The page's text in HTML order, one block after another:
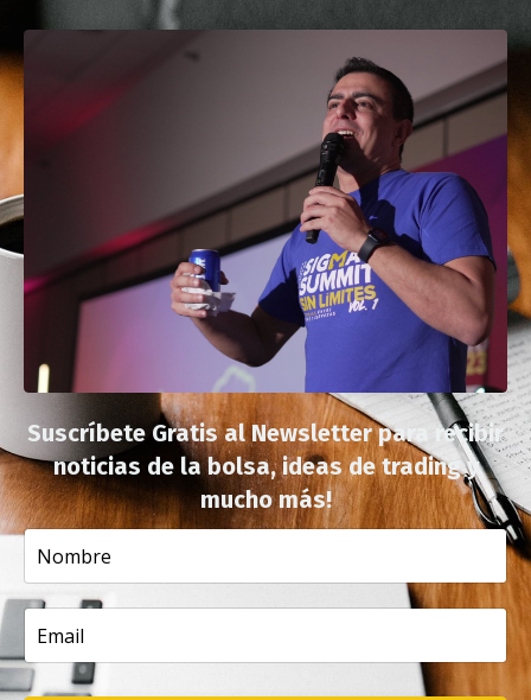
Suscríbete Gratis al Newsletter para recibir
noticias de la bolsa, ideas de trading y
mucho más!